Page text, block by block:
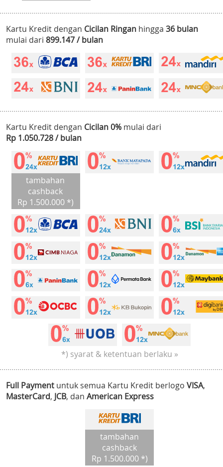
Kartu Kredit dengan Cicilan Ringan hingga 36 bulan
mulai dari 899.147 / bulan
Kartu Kredit dengan Cicilan 0% mulai dari
Rp 1.050.728 / bulan
tambahan
cashback
Rp 1.500.000 *)
*) syarat & ketentuan berlaku »
Full Payment untuk semua Kartu Kredit berlogo VISA,
MasterCard, JCB, dan American Express
tambahan
cashback
Rp 1.500.000 *)